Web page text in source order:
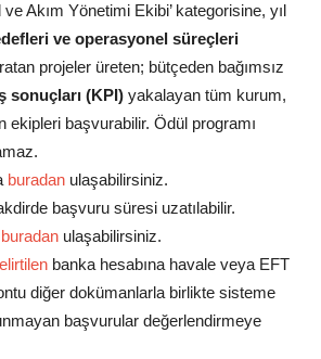
Akım Yönetimi Ekibi’ kategorisine, yıl
ve operasyonel süreçleri
projeler üreten; bütçeden bağımsız
sonuçları (KPI) yakalayan tüm kurum,
ekipleri başvurabilir. Ödül programı
buradan ulaşabilirsiniz.
başvuru süresi uzatılabilir.
buradan ulaşabilirsiniz.
banka hesabına havale veya EFT
diğer dokümanlarla birlikte sisteme
başvurular değerlendirmeye